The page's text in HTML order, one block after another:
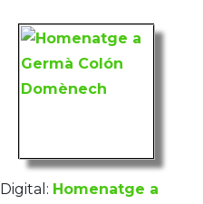
Digital: Homenatge a